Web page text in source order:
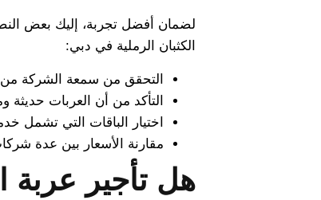
لضمان أفضل تجربة، إليك بعض
الكثبان الرملية في دبي:
التحقق من سمعة الشركة من
التأكد من أن العربات حديثة
اختيار الباقات التي تشمل
مقارنة الأسعار بين عدة
هل تأجير عربة